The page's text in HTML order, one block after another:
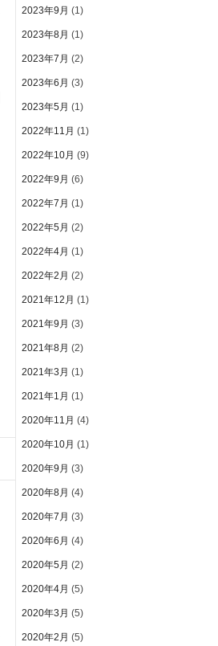
2023年9月 (1)
2023年8月 (1)
2023年7月 (2)
2023年6月 (3)
2023年5月 (1)
2022年11月 (1)
2022年10月 (9)
2022年9月 (6)
2022年7月 (1)
2022年5月 (2)
2022年4月 (1)
2022年2月 (2)
2021年12月 (1)
2021年9月 (3)
2021年8月 (2)
2021年3月 (1)
2021年1月 (1)
2020年11月 (4)
2020年10月 (1)
2020年9月 (3)
2020年8月 (4)
2020年7月 (3)
2020年6月 (4)
2020年5月 (2)
2020年4月 (5)
2020年3月 (5)
2020年2月 (5)